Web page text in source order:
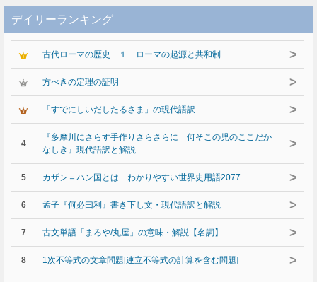
デイリーランキング
古代ローマの歴史 １ ローマの起源と共和制 >
方べきの定理の証明 >
「すでにしいだしたるさま」の現代語訳 >
4
『多摩川にさらす手作りさらさらに 何そこの児のここだか
なしき』現代語訳と解説
>
5 カザン＝ハン国とは わかりやすい世界史用語2077 >
6 孟子『何必曰利』書き下し文・現代語訳と解説 >
7 古文単語「まろや/丸屋」の意味・解説【名詞】 >
8 1次不等式の文章問題[連立不等式の計算を含む問題] >